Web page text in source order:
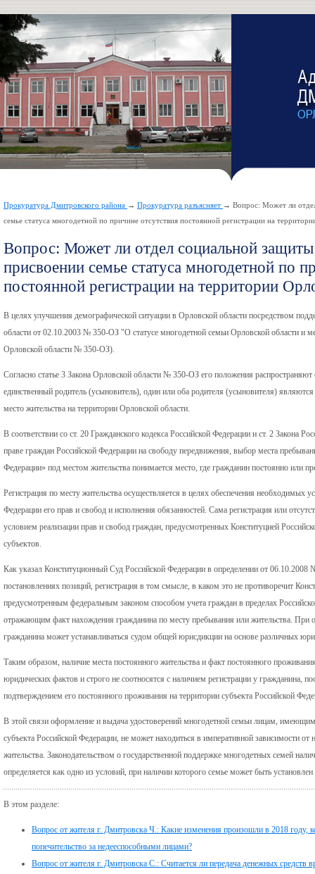
Прокуратура Дмитровского района → Прокуратура разъясняет → Вопрос: Может ли отдел
семье статуса многодетной по причине отсутствия постоянной регистрации на
Вопрос: Может ли отдел социальной защиты
присвоении семье статуса многодетной по
постоянной регистрации на территории
В целях улучшения демографической ситуации в Орловской области посредством
области от 02.10.2003 № 350-ОЗ "О статусе многодетной семьи Орловской области и
Орловской области № 350-ОЗ).
Согласно статье 3 Закона Орловской области № 350-ОЗ его положения
единственный родитель (усыновитель), один или оба родителя (усыновителя)
место жительства на территории Орловской области.
В соответствии со ст. 20 Гражданского кодекса Российской Федерации и ст. 2 Закона
праве граждан Российской Федерации на свободу передвижения, выбор места
Федерации» под местом жительства понимается место, где гражданин постоянно или
Регистрация по месту жительства осуществляется в целях обеспечения необходимых
Федерации его прав и свобод и исполнения обязанностей. Сама регистрация или
условием реализации прав и свобод граждан, предусмотренных Конституцией
субъектов.
Как указал Конституционный Суд Российской Федерации в определении от
постановлениях позиций, регистрация в том смысле, в каком это не противоречит
предусмотренным федеральным законом способом учета граждан в пределах
отражающим факт нахождения гражданина по месту пребывания или жительства. При
гражданина может устанавливаться судом общей юрисдикции на основе различных
Таким образом, наличие места постоянного жительства и факт постоянного
юридических фактов и строго не соотносятся с наличием регистрации у гражданина,
подтверждением его постоянного проживания на территории субъекта Российской
В этой связи оформление и выдача удостоверений многодетной семьи лицам,
субъекта Российской Федерации, не может находиться в императивной зависимости от
жительства. Законодательством о государственной поддержке многодетных семей
определяется как одно из условий, при наличии которого семье может быть
В этом разделе:
Вопрос от жителя г. Дмитровска Ч.: Какие изменения произошли в 2018 году,
попечительство за недееспособными лицами?
Вопрос от жителя г. Дмитровска С.: Считается ли передача денежных средств